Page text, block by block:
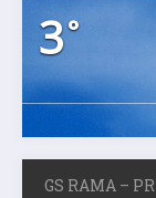
3°
GS RAMA –